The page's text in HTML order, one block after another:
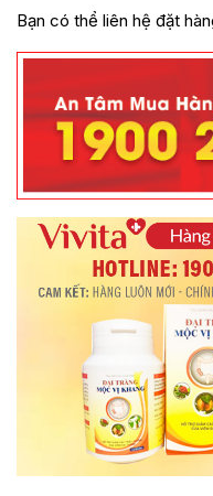
Bạn có thể liên hệ đặt